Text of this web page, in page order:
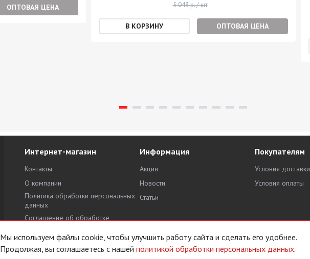
ОПТОВАЯ ЦЕНА 5 043 р. / шт
ОПТОВАЯ ЦЕНА
Интернет-магазин
Контакты
О компании
Политика обработки персональных
данных
Соглашение об обработке
Информация
Акция
Новости
Статьи
Покупателям
Условия доставки
Условия оплаты
Мы используем файлы cookie, чтобы улучшить работу сайта и сделать его удобнее.
Продолжая, вы соглашаетесь с нашей политикой обработки персональных данных.